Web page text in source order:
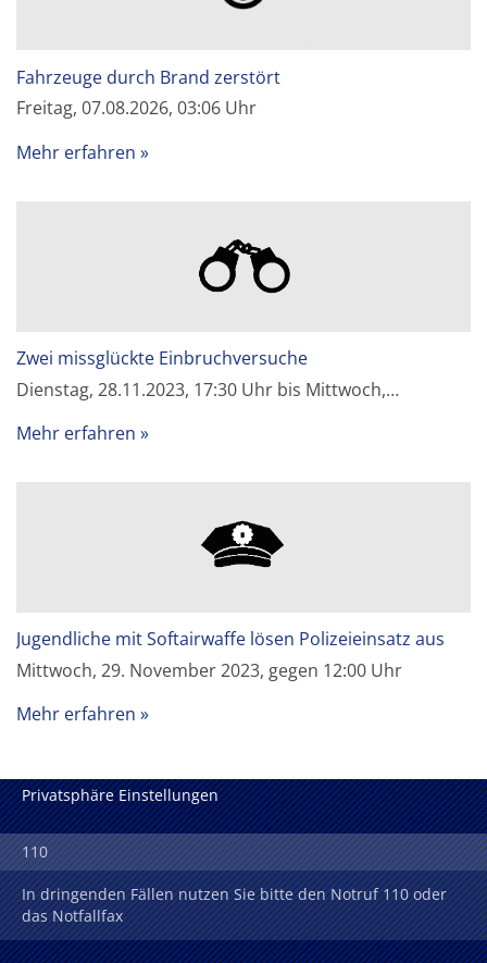
Fahrzeuge durch Brand zerstört
Freitag, 07.08.2026, 03:06 Uhr
Mehr erfahren
Zwei missglückte Einbruchversuche
Dienstag, 28.11.2023, 17:30 Uhr bis Mittwoch,…
Mehr erfahren
Jugendliche mit Softairwaffe lösen Polizeieinsatz aus
Mittwoch, 29. November 2023, gegen 12:00 Uhr
Mehr erfahren
Privatsphäre Einstellungen
110
In dringenden Fällen nutzen Sie bitte den Notruf 110 oder
das Notfallfax